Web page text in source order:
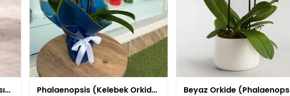
Dekoratif Metal Standlı Saksıda Ortanca (Hydrangea) Phalaenopsis (Kelebek Orkide) Özel tür / çift dallı